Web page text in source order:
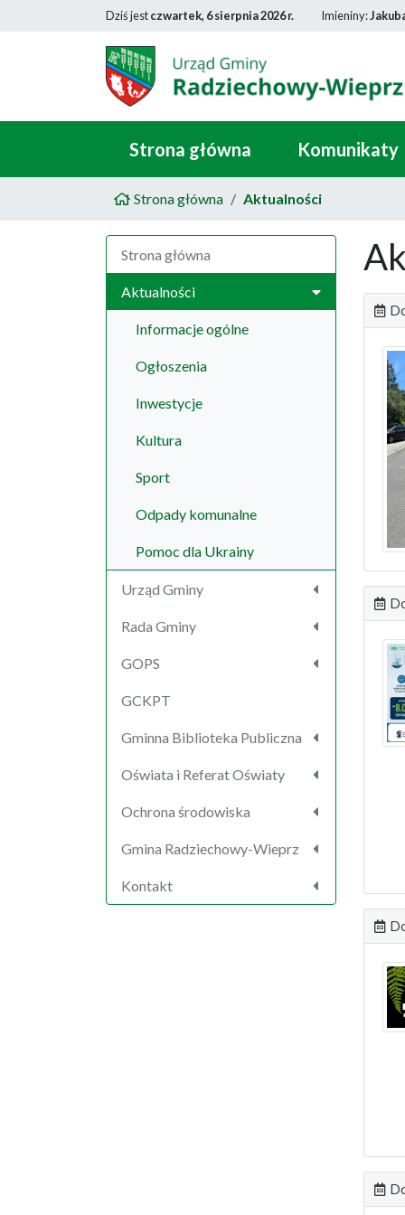
Dziś jestczwartek, 6 sierpnia 2026 r. Imieniny:
Strona główna Komunikaty
Strona główna Aktualności
Strona główna
Aktualności
Informacje ogólne
Ogłoszenia
Inwestycje
Kultura
Sport
Odpady komunalne
Pomoc dla Ukrainy
Urząd Gminy
Rada Gminy
GOPS
GCKPT
Gminna Biblioteka Publiczna
Oświata i Referat Oświaty
Ochrona środowiska
Gmina Radziechowy-Wieprz
Kontakt